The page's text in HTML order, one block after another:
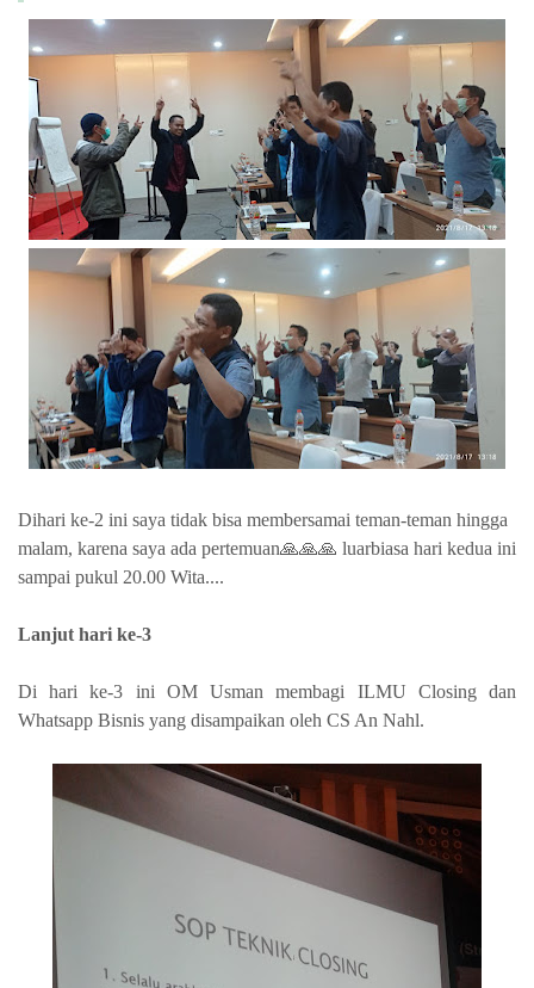
Dihari ke-2 ini saya tidak bisa membersamai teman-teman hingga
malam, karena saya ada pertemuan🙏🙏🙏 luarbiasa hari kedua ini
sampai pukul 20.00 Wita....
Lanjut hari ke-3
Di hari ke-3 ini OM Usman membagi ILMU Closing dan
Whatsapp Bisnis yang disampaikan oleh CS An Nahl.